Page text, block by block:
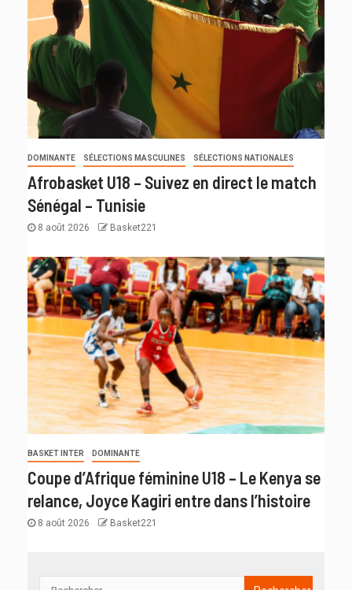
DOMINANTE SÉLECTIONS MASCULINES SÉLECTIONS NATIONALES
Afrobasket U18 – Suivez en direct le match
Sénégal – Tunisie
8 août 2026 Basket221
BASKET INTER DOMINANTE
Coupe d’Afrique féminine U18 – Le Kenya se
relance, Joyce Kagiri entre dans l’histoire
8 août 2026 Basket221